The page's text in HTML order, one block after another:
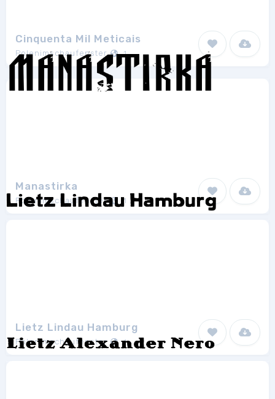
Cinquenta Mil Meticais
Polenimschaufenster 1
Manastirka
Polenimschaufenster 1
Lietz Lindau Hamburg
Polenimschaufenster 1